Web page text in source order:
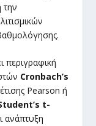
περιγραφική
Cronbach’s
Pearson ή
t-
ανάπτυξη